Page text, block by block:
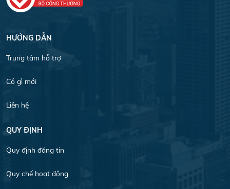
HƯỚNG DẪN
Trung tâm hỗ trợ
Có gì mới
Liên hệ
QUY ĐỊNH
Quy định đăng tin
Quy chế hoạt động